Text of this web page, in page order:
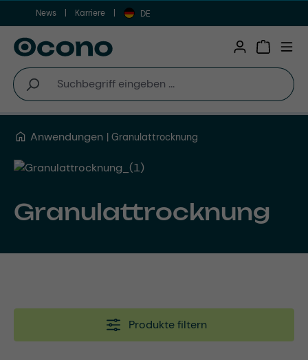
Zum Hauptinhalt springen
News Karriere DE
Anwendungen Granulattrocknung
Granulattrocknung
Produkte filtern